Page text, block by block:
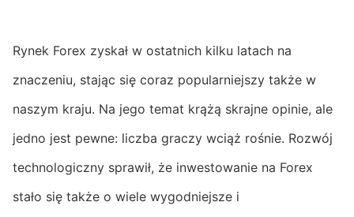
Rynek Forex zyskał w ostatnich kilku latach na
znaczeniu, stając się coraz popularniejszy także w
naszym kraju. Na jego temat krążą skrajne opinie, ale
jedno jest pewne: liczba graczy wciąż rośnie. Rozwój
technologiczny sprawił, że inwestowanie na Forex
stało się także o wiele wygodniejsze i